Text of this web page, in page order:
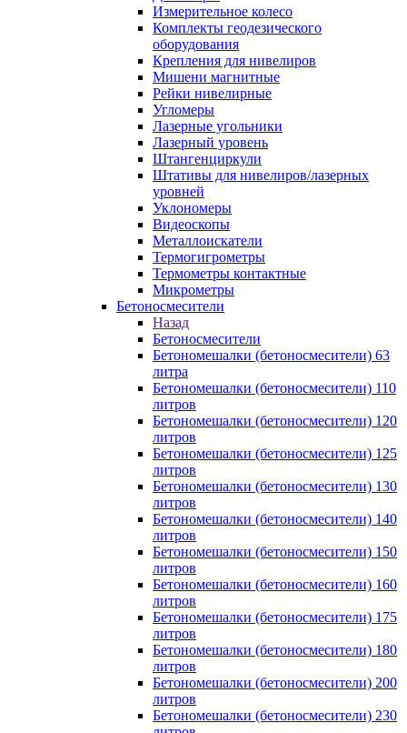
Измерительное колесо
Комплекты геодезического
оборудования
Крепления для нивелиров
Мишени магнитные
Рейки нивелирные
Угломеры
Лазерные угольники
Лазерный уровень
Штангенциркули
Штативы для нивелиров/лазерных
уровней
Уклономеры
Видеоскопы
Металлоискатели
Термогигрометры
Термометры контактные
Микрометры
Бетоносмесители
Назад
Бетоносмесители
Бетономешалки (бетоносмесители) 63
литра
Бетономешалки (бетоносмесители) 110
литров
Бетономешалки (бетоносмесители) 120
литров
Бетономешалки (бетоносмесители) 125
литров
Бетономешалки (бетоносмесители) 130
литров
Бетономешалки (бетоносмесители) 140
литров
Бетономешалки (бетоносмесители) 150
литров
Бетономешалки (бетоносмесители) 160
литров
Бетономешалки (бетоносмесители) 175
литров
Бетономешалки (бетоносмесители) 180
литров
Бетономешалки (бетоносмесители) 200
литров
Бетономешалки (бетоносмесители) 230